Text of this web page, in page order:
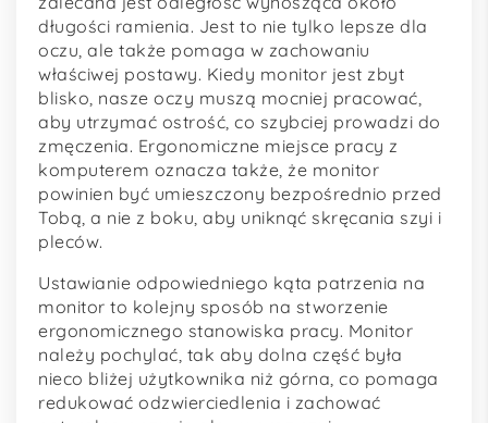
długości ramienia. Jest to nie tylko lepsze dla
oczu, ale także pomaga w zachowaniu
właściwej postawy. Kiedy monitor jest zbyt
blisko, nasze oczy muszą mocniej pracować,
aby utrzymać ostrość, co szybciej prowadzi do
zmęczenia. Ergonomiczne miejsce pracy z
komputerem oznacza także, że monitor
powinien być umieszczony bezpośrednio przed
Tobą, a nie z boku, aby uniknąć skręcania szyi i
pleców.
Ustawianie odpowiedniego kąta patrzenia na
monitor to kolejny sposób na stworzenie
ergonomicznego stanowiska pracy. Monitor
należy pochylać, tak aby dolna część była
nieco bliżej użytkownika niż górna, co pomaga
redukować odzwierciedlenia i zachować